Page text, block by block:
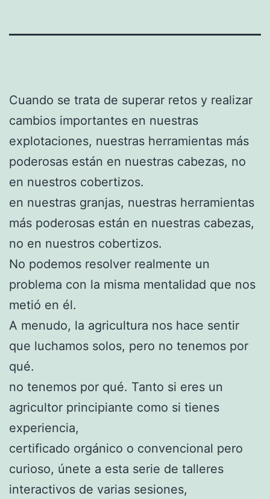
Cuando se trata de superar retos y realizar
cambios importantes en nuestras
explotaciones, nuestras herramientas más
poderosas están en nuestras cabezas, no
en nuestros cobertizos.
en nuestras granjas, nuestras herramientas
más poderosas están en nuestras cabezas,
no en nuestros cobertizos.
No podemos resolver realmente un
problema con la misma mentalidad que nos
metió en él.
A menudo, la agricultura nos hace sentir
que luchamos solos, pero no tenemos por
qué.
no tenemos por qué. Tanto si eres un
agricultor principiante como si tienes
experiencia,
certificado orgánico o convencional pero
curioso, únete a esta serie de talleres
interactivos de varias sesiones,